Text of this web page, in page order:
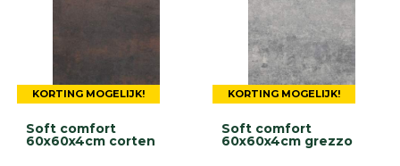
KORTING MOGELIJK!
Soft comfort
60x60x4cm corten
KORTING MOGELIJK!
Soft comfort
60x60x4cm grezzo